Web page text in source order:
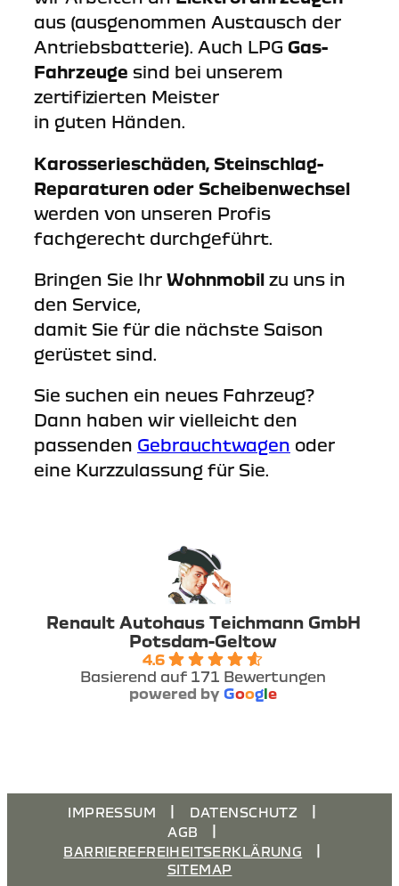
aus (ausgenommen Austausch der
Antriebsbatterie). Auch LPG Gas-
Fahrzeuge sind bei unserem
zertifizierten Meister
in guten Händen.
Karosserieschäden, Steinschlag-
Reparaturen oder Scheibenwechsel
werden von unseren Profis
fachgerecht durchgeführt.
Bringen Sie Ihr Wohnmobil zu uns in
den Service,
damit Sie für die nächste Saison
gerüstet sind.
Sie suchen ein neues Fahrzeug?
Dann haben wir vielleicht den
passenden Gebrauchtwagen oder
eine Kurzzulassung für Sie.
Renault Autohaus Teichmann GmbH
Potsdam-Geltow
4.6
Basierend auf 171 Bewertungen
powered by Google
IMPRESSUM
DATENSCHUTZ
AGB
BARRIEREFREIHEITSERKLÄRUNG
SITEMAP